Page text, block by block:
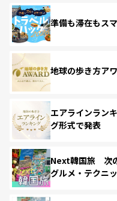
準備も滞在もス
地球の歩き方ア
エアラインラン
グ形式で発表
Next韓国旅 次
グルメ・テクニ